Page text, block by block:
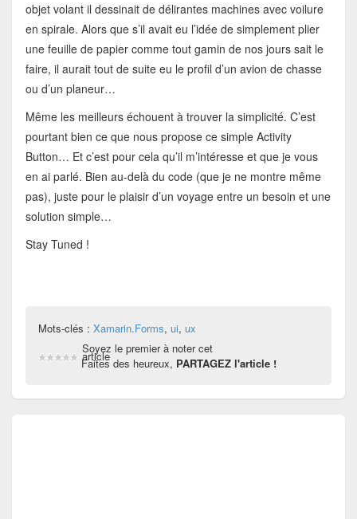
objet volant il dessinait de délirantes machines avec voilure
en spirale. Alors que s’il avait eu l’idée de simplement plier
une feuille de papier comme tout gamin de nos jours sait le
faire, il aurait tout de suite eu le profil d’un avion de chasse
ou d’un planeur…
Même les meilleurs échouent à trouver la simplicité. C’est
pourtant bien ce que nous propose ce simple Activity
Button… Et c’est pour cela qu’il m’intéresse et que je vous
en ai parlé. Bien au-delà du code (que je ne montre même
pas), juste pour le plaisir d’un voyage entre un besoin et une
solution simple…
Stay Tuned !
Mots-clés : Xamarin.Forms, ui, ux
Soyez le premier à noter cet
article
Faites des heureux, PARTAGEZ l'article !